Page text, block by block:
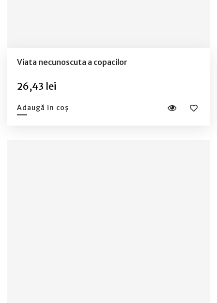
Viata necunoscuta a copacilor
26,43 lei
Adaugă in coș